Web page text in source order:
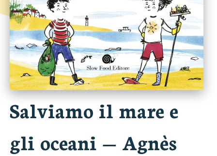
Salviamo il mare e
gli oceani — Agnès